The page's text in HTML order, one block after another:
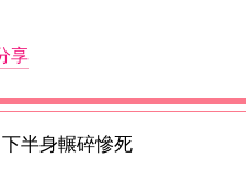
享
半身輾碎慘死